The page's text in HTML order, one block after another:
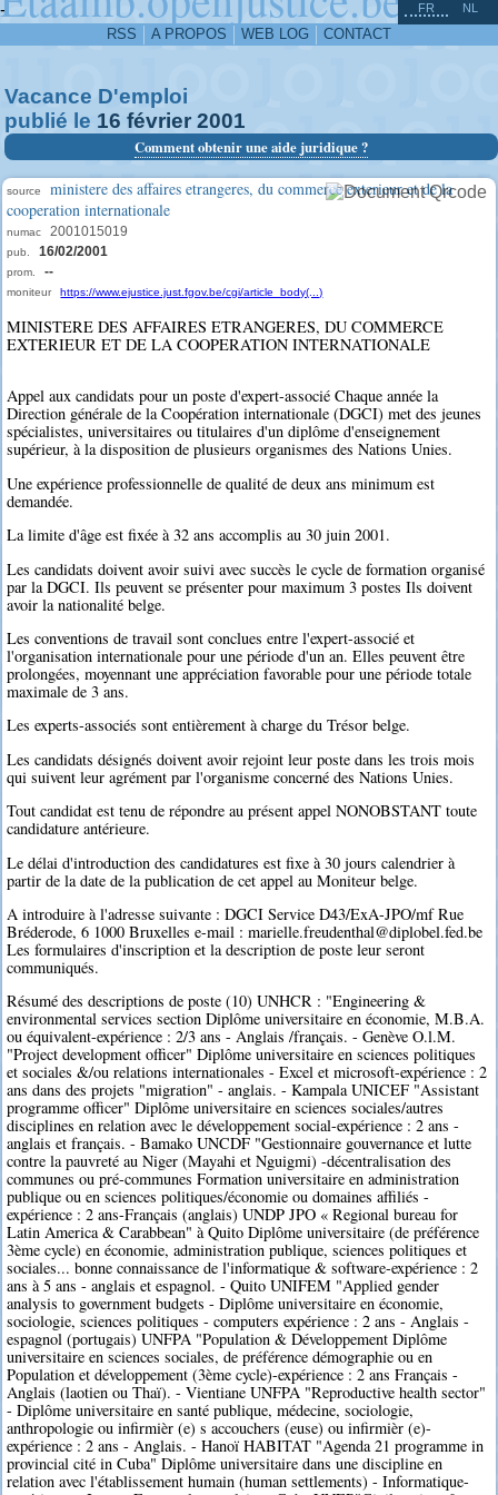
-
RSS A PROPOS WEB LOG CONTACT
FR NL
Vacance D'emploi
publié le 16 février 2001
Comment obtenir une aide juridique ?
source
ministere des affaires etrangeres, du commerce exterieur et de la
cooperation internationale
numac 2001015019
pub. 16/02/2001
prom. --
moniteur https://www.ejustice.just.fgov.be/cgi/article_body(...)
MINISTERE DES AFFAIRES ETRANGERES, DU COMMERCE
EXTERIEUR ET DE LA COOPERATION INTERNATIONALE
Appel aux candidats pour un poste d'expert-associé Chaque année la
Direction générale de la Coopération internationale (DGCI) met des jeunes
spécialistes, universitaires ou titulaires d'un diplôme d'enseignement
supérieur, à la disposition de plusieurs organismes des Nations Unies.
Une expérience professionnelle de qualité de deux ans minimum est
demandée.
La limite d'âge est fixée à 32 ans accomplis au 30 juin 2001.
Les candidats doivent avoir suivi avec succès le cycle de formation organisé
par la DGCI. Ils peuvent se présenter pour maximum 3 postes Ils doivent
avoir la nationalité belge.
Les conventions de travail sont conclues entre l'expert-associé et
l'organisation internationale pour une période d'un an. Elles peuvent être
prolongées, moyennant une appréciation favorable pour une période totale
maximale de 3 ans.
Les experts-associés sont entièrement à charge du Trésor belge.
Les candidats désignés doivent avoir rejoint leur poste dans les trois mois
qui suivent leur agrément par l'organisme concerné des Nations Unies.
Tout candidat est tenu de répondre au présent appel NONOBSTANT toute
candidature antérieure.
Le délai d'introduction des candidatures est fixe à 30 jours calendrier à
partir de la date de la publication de cet appel au Moniteur belge.
A introduire à l'adresse suivante : DGCI Service D43/ExA-JPO/mf Rue
Bréderode, 6 1000 Bruxelles e-mail : marielle.freudenthal@diplobel.fed.be
Les formulaires d'inscription et la description de poste leur seront
communiqués.
Résumé des descriptions de poste (10) UNHCR : "Engineering &
environmental services section Diplôme universitaire en économie, M.B.A.
ou équivalent-expérience : 2/3 ans - Anglais /français. - Genève O.l.M.
"Project development officer" Diplôme universitaire en sciences politiques
et sociales &/ou relations internationales - Excel et microsoft-expérience : 2
ans dans des projets "migration" - anglais. - Kampala UNICEF "Assistant
programme officer" Diplôme universitaire en sciences sociales/autres
disciplines en relation avec le développement social-expérience : 2 ans -
anglais et français. - Bamako UNCDF "Gestionnaire gouvernance et lutte
contre la pauvreté au Niger (Mayahi et Nguigmi) -décentralisation des
communes ou pré-communes Formation universitaire en administration
publique ou en sciences politiques/économie ou domaines affiliés -
expérience : 2 ans-Français (anglais) UNDP JPO « Regional bureau for
Latin America & Carabbean" à Quito Diplôme universitaire (de préférence
3ème cycle) en économie, administration publique, sciences politiques et
sociales... bonne connaissance de l'informatique & software-expérience : 2
ans à 5 ans - anglais et espagnol. - Quito UNIFEM "Applied gender
analysis to government budgets - Diplôme universitaire en économie,
sociologie, sciences politiques - computers expérience : 2 ans - Anglais -
espagnol (portugais) UNFPA "Population & Développement Diplôme
universitaire en sciences sociales, de préférence démographie ou en
Population et développement (3ème cycle)-expérience : 2 ans Français -
Anglais (laotien ou Thaï). - Vientiane UNFPA "Reproductive health sector"
- Diplôme universitaire en santé publique, médecine, sociologie,
anthropologie ou infirmièr (e) s accouchers (euse) ou infirmièr (e)-
expérience : 2 ans - Anglais. - Hanoï HABITAT "Agenda 21 programme in
provincial cité in Cuba" Diplôme universitaire dans une discipline en
relation avec l'établissement humain (human settlements) - Informatique-
^